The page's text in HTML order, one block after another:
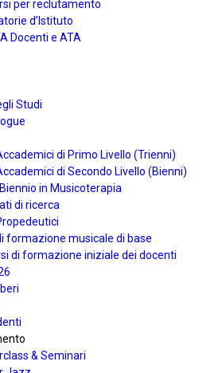
per reclutamento
d’Istituto
Docenti e ATA
Studi
di Primo Livello (Trienni)
di Secondo Livello (Bienni)
Biennio in Musicoterapia
di ricerca
formazione musicale di base
di formazione iniziale dei docenti
& Seminari